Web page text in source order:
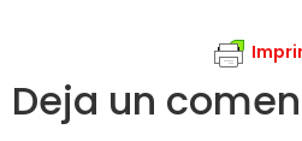
Deja un